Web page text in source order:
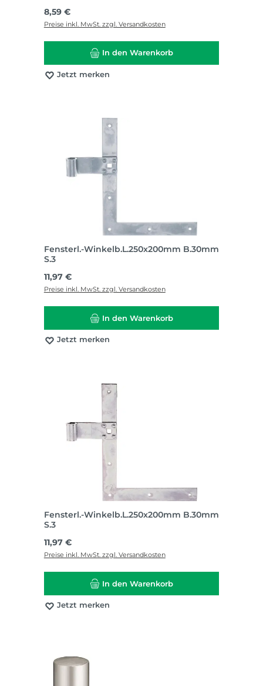
Regulärer Preis:
8,59 €
Preise inkl. MwSt. zzgl. Versandkosten
In den Warenkorb
Jetzt merken
Fensterl.-Winkelb.L.250x200mm B.30mm
S.3
Regulärer Preis:
11,97 €
Preise inkl. MwSt. zzgl. Versandkosten
In den Warenkorb
Jetzt merken
Fensterl.-Winkelb.L.250x200mm B.30mm
S.3
Regulärer Preis:
11,97 €
Preise inkl. MwSt. zzgl. Versandkosten
In den Warenkorb
Jetzt merken